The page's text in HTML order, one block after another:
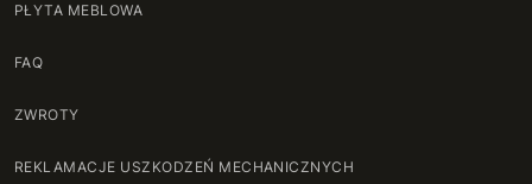
PŁYTA MEBLOWA
FAQ
ZWROTY
REKLAMACJE USZKODZEŃ MECHANICZNYCH